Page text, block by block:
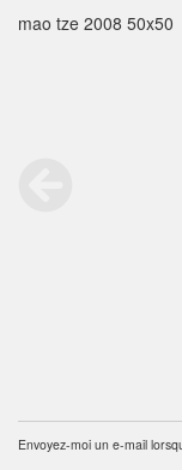
mao tze 2008 50x50
Envoyez-moi un e-mail